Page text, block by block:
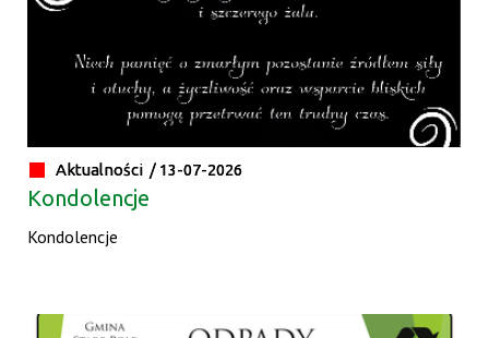
Aktualności / 13-07-2026
Kondolencje
Kondolencje